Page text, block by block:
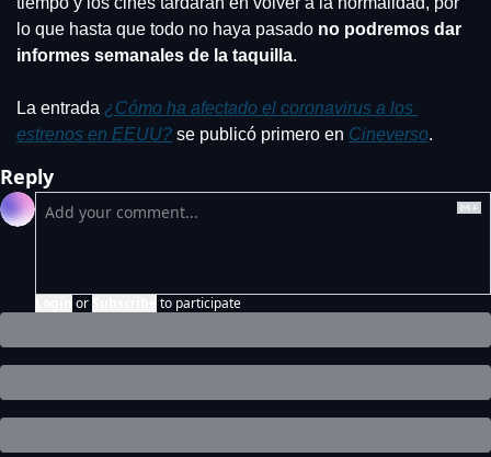
lo que hasta que todo no haya pasado no podremos dar
informes semanales de la taquilla.
La entrada ¿Cómo ha afectado el coronavirus a los
estrenos en EEUU? se publicó primero en Cineverso.
Reply
or to participate